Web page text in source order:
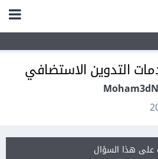
التدوين الاستضافي
على هذا السؤال